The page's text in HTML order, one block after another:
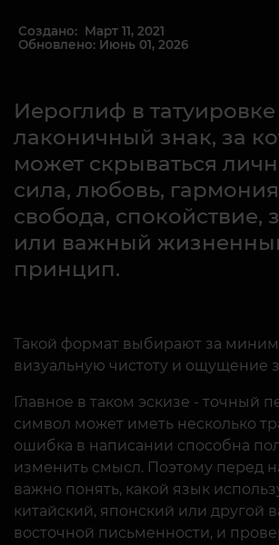
Создано: Март 11, 2021
Обновлено: Июнь 01, 2026
Иероглиф в татуировке
лаконичный знак, за
может скрываться
сила, любовь,
свобода, спокойствие,
или важный
принцип.
Такой формат выбирают за
визуальную чистоту и ощущение
Главное в таком эскизе - точный
символ может иметь несколько
ошибка в написании способна
изменить смысл. Поэтому перед
важно понять, какой язык
китайский, японский или другой
восточной письменности, и